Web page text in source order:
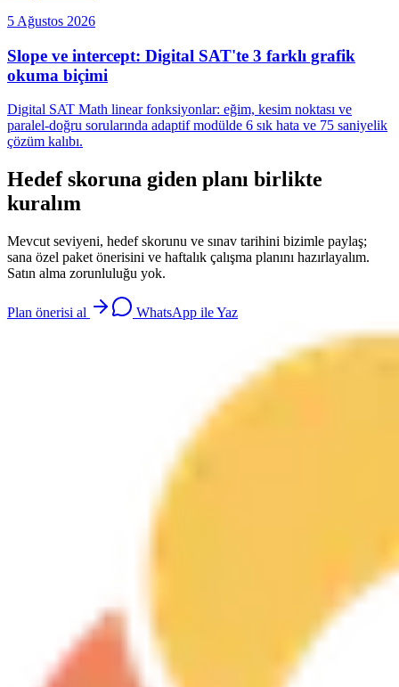
5 Ağustos 2026
Slope ve intercept: Digital SAT'te 3 farklı grafik
okuma biçimi
Digital SAT Math linear fonksiyonlar: eğim, kesim noktası ve
paralel-doğru sorularında adaptif modülde 6 sık hata ve 75 saniyelik
çözüm kalıbı.
Hedef skoruna giden planı birlikte
kuralım
Mevcut seviyeni, hedef skorunu ve sınav tarihini bizimle paylaş;
sana özel paket önerisini ve haftalık çalışma planını hazırlayalım.
Satın alma zorunluluğu yok.
Plan önerisi al WhatsApp ile Yaz